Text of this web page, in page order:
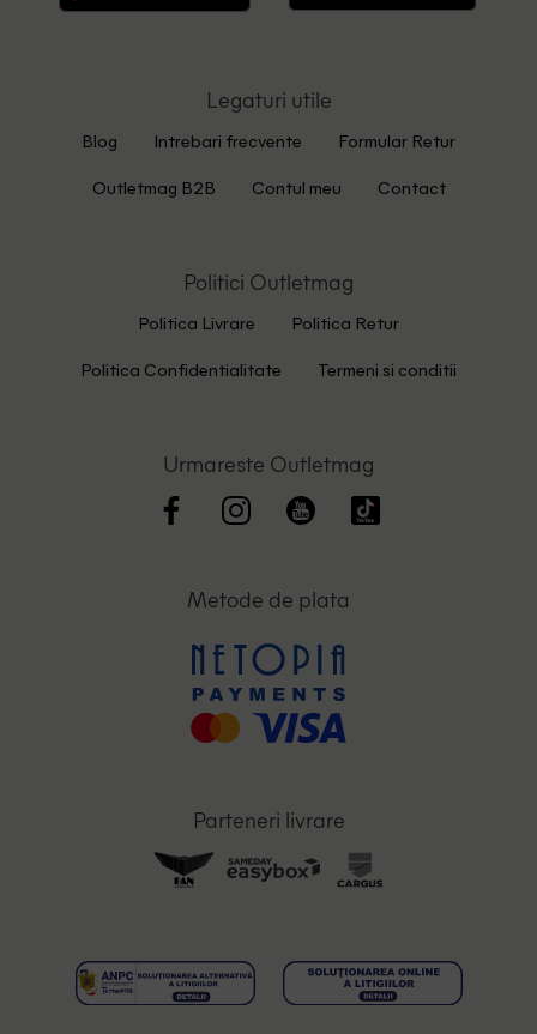
Legaturi utile
Blog Intrebari frecvente Formular Retur
Outletmag B2B Contul meu Contact
Politici Outletmag
Politica Livrare Politica Retur
Politica Confidentialitate Termeni si conditii
Urmareste Outletmag
Metode de plata
Parteneri livrare